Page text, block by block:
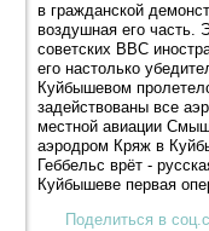
в гражданской
воздушная его часть.
советских ВВС
его настолько
Куйбышевом
задействованы все
местной авиации
аэродром Кряж в
Геббельс врёт -
Куйбышеве первая
Поделиться в